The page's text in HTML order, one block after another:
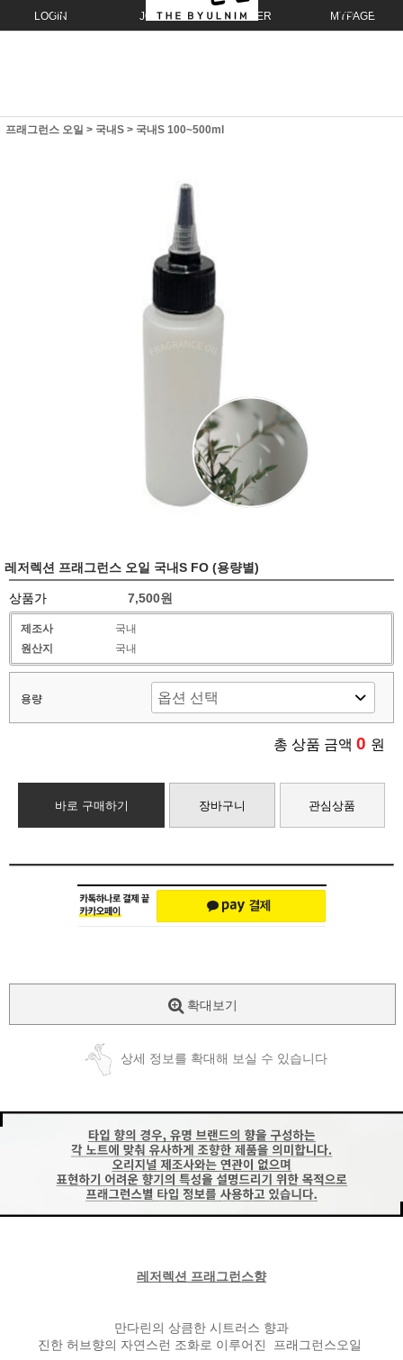
LOGIN JOIN ORDER MYPAGE
프래그런스 오일 > 국내S > 국내S 100~500ml
레저렉션 프래그런스 오일 국내S FO (용량별)
상품가 7,500원
제조사
국내
원산지
국내
용량
총 상품 금액 0 원
바로 구매하기 장바구니 관심상품
확대보기
상세 정보를 확대해 보실 수 있습니다
레저렉션 프래그런스향
만다린의 상큼한 시트러스 향과
진한 허브향의 자연스런 조화로 이루어진 프래그런스오일